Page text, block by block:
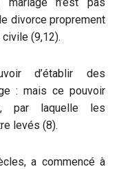
divorce proprement
(9,12).
d’établir des
: mais ce pouvoir
par laquelle les
levés (8).
a commencé à